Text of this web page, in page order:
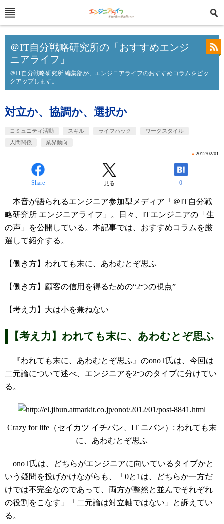
＠IT自分戦略研究所の「おすすめエンジ
ニアライフ」
＠IT自分戦略研究所 編集部が、エンジニアライフのおすすめコラムをピッ
クアップします。
対立か、協調か、選択か
コミュニティ活動 スキル ライフハック
ワークスタイル
人間関係
業界動向
» 2012/02/01
Share 見る 0
本音が語られるエンジニア参加型メディア「＠IT自分戦
略研究所 エンジニアライフ」。日々、ITエンジニアの「生
の声」を公開している。本記事では、おすすめコラムを厳
選して紹介する。
【働き方】われても末に、あわむとぞ思ふ
【働き方】顧客の信用を得るための“2つの視点”
【考え力】大は小を兼ねない
【考え力】われても末に、あわむとぞ思ふ
『われても末に、あわむとぞ思ふ 』のonoT氏は、今回は
二元論について述べ、エンジニアを2つのタイプに分けてい
る。
Crazy for life（セイカツ イチバン、IT ニバン）: われても末
に、あわむとぞ思ふ
onoT氏は、どちらがエンジニアに向いているタイプかと
いう疑問を投げかけながらも、「0と1は、どちらか一方だ
けでは不完全なのであって、両方が整然と並んでそれぞれ
の役割をこなす」「二元論は対立軸ではない」と訴えてい
る。